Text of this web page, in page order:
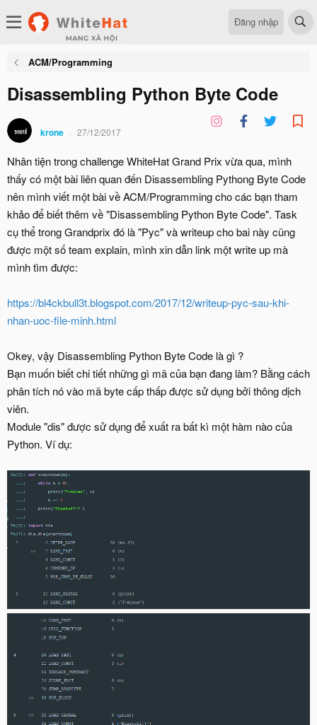
Đăng nhập
ACM/Programming
Disassembling Python Byte Code
krone 27/12/2017
Nhân tiện trong challenge WhiteHat Grand Prix vừa qua, mình
thấy có một bài liên quan đến Disassembling Pythong Byte Code
nên mình viết một bài về ACM/Programming cho các bạn tham
khảo để biết thêm về "Disassembling Python Byte Code". Task
cụ thể trong Grandprix đó là "Pyc" và writeup cho bai này cũng
được một số team explain, mình xin dẫn link một write up mà
mình tìm được:
https://bl4ckbull3t.blogspot.com/2017/12/writeup-pyc-sau-khi-
nhan-uoc-file-minh.html
Okey, vậy Disassembling Python Byte Code là gì ?
Bạn muốn biết chi tiết những gì mã của bạn đang làm? Bằng cách
phân tích nó vào mã byte cấp thấp được sử dụng bởi thông dịch
viên.
Module "dis" được sử dụng để xuất ra bất kì một hàm nào của
Python. Ví dụ: